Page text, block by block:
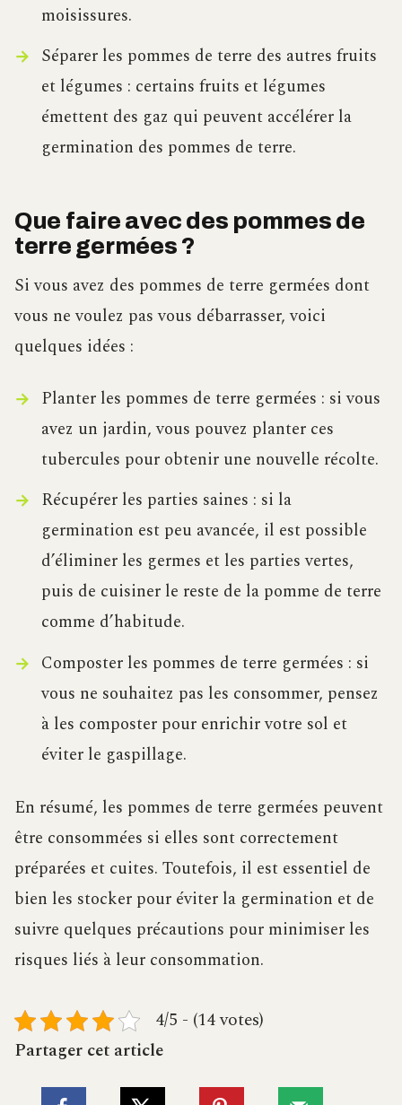
moisissures.
Séparer les pommes de terre des autres fruits
et légumes : certains fruits et légumes
émettent des gaz qui peuvent accélérer la
germination des pommes de terre.
Que faire avec des pommes de
terre germées ?
Si vous avez des pommes de terre germées dont
vous ne voulez pas vous débarrasser, voici
quelques idées :
Planter les pommes de terre germées : si vous
avez un jardin, vous pouvez planter ces
tubercules pour obtenir une nouvelle récolte.
Récupérer les parties saines : si la
germination est peu avancée, il est possible
d’éliminer les germes et les parties vertes,
puis de cuisiner le reste de la pomme de terre
comme d’habitude.
Composter les pommes de terre germées : si
vous ne souhaitez pas les consommer, pensez
à les composter pour enrichir votre sol et
éviter le gaspillage.
En résumé, les pommes de terre germées peuvent
être consommées si elles sont correctement
préparées et cuites. Toutefois, il est essentiel de
bien les stocker pour éviter la germination et de
suivre quelques précautions pour minimiser les
risques liés à leur consommation.
4/5 - (14 votes)
Partager cet article